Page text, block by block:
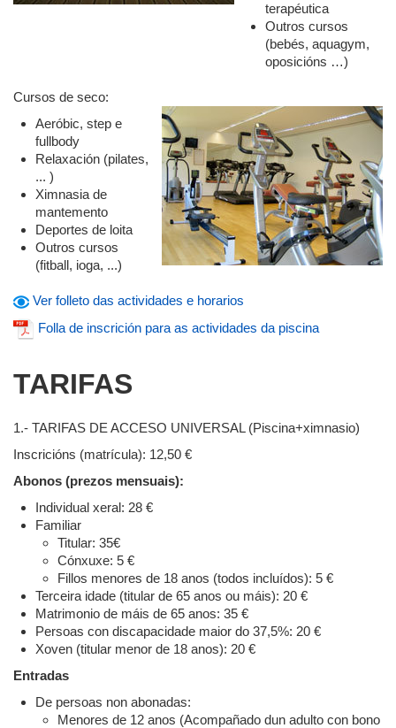
terapéutica
Outros cursos
(bebés, aquagym,
oposicións …)
Cursos de seco:
Aeróbic, step e
fullbody
Relaxación (pilates,
... )
Ximnasia de
mantemento
Deportes de loita
Outros cursos
(fitball, ioga, ...)
Ver folleto das actividades e horarios
Folla de inscrición para as actividades da piscina
TARIFAS
1.- TARIFAS DE ACCESO UNIVERSAL (Piscina+ximnasio)
Inscricións (matrícula): 12,50 €
Abonos (prezos mensuais):
Individual xeral: 28 €
Familiar
Titular: 35€
Cónxuxe: 5 €
Fillos menores de 18 anos (todos incluídos): 5 €
Terceira idade (titular de 65 anos ou máis): 20 €
Matrimonio de máis de 65 anos: 35 €
Persoas con discapacidade maior do 37,5%: 20 €
Xoven (titular menor de 18 anos): 20 €
Entradas
De persoas non abonadas:
Menores de 12 anos (Acompañado dun adulto con bono